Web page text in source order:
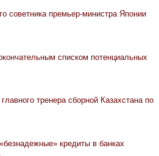
советника премьер-министра Японии
списком потенциальных
тренера сборной Казахстана по
кредиты в банках